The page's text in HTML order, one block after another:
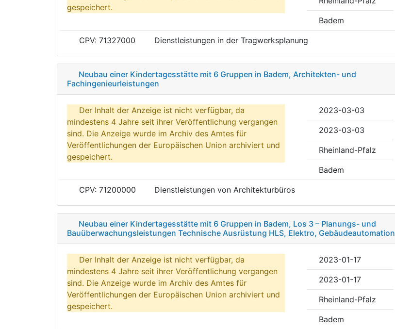
gespeichert.
Badem
CPV: 71327000 Dienstleistungen in der Tragwerksplanung
Neubau einer Kindertagesstätte mit 6 Gruppen in Badem, Architekten- und
Fachingenieurleistungen
Der Inhalt der Anzeige ist nicht verfügbar, da
mindestens 4 Jahre seit ihrer Veröffentlichung vergangen
sind. Die Anzeige wurde im Archiv des Amtes für
Veröffentlichungen der Europäischen Union archiviert und
gespeichert.
2023-03-03
2023-03-03
Rheinland-Pfalz
Badem
CPV: 71200000 Dienstleistungen von Architekturbüros
Neubau einer Kindertagesstätte mit 6 Gruppen in Badem, Los 3 – Planungs- und
Bauüberwachungsleistungen Technische Ausrüstung HLS, Elektro, Gebäudeautomation
Der Inhalt der Anzeige ist nicht verfügbar, da
mindestens 4 Jahre seit ihrer Veröffentlichung vergangen
sind. Die Anzeige wurde im Archiv des Amtes für
Veröffentlichungen der Europäischen Union archiviert und
gespeichert.
2023-01-17
2023-01-17
Rheinland-Pfalz
Badem